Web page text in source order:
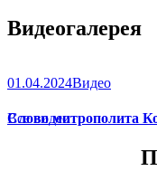
(икона),Игрицкая,
Сергиевская(в Троице-
Видеогалерея
01.04.2024Видео
Слово митрополита
Все видео